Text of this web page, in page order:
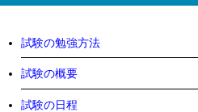
試験の勉強方法
試験の概要
試験の日程